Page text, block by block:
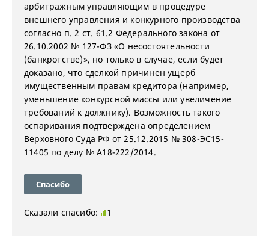
арбитражным управляющим в процедуре
внешнего управления и конкурного производства
согласно п. 2 ст. 61.2 Федерального закона от
26.10.2002 № 127-ФЗ «О несостоятельности
(банкротстве)», но только в случае, если будет
доказано, что сделкой причинен ущерб
имущественным правам кредитора (например,
уменьшение конкурсной массы или увеличение
требований к должнику). Возможность такого
оспаривания подтверждена определением
Верховного Суда РФ от 25.12.2015 № 308-ЭС15-
11405 по делу № А18-222/2014.
Спасибо
Сказали спасибо: 1